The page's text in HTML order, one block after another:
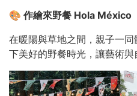
🎨 作繪來野餐 Hola México
在暖陽與草地之間，親子一
下美好的野餐時光，讓藝術與